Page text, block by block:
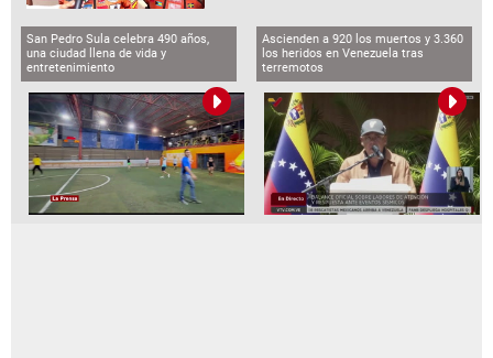
San Pedro Sula celebra 490 años,
una ciudad llena de vida y
entretenimiento
Ascienden a 920 los muertos y 3.360
los heridos en Venezuela tras
terremotos